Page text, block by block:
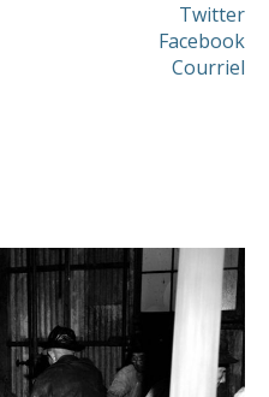
Twitter
Facebook
Courriel